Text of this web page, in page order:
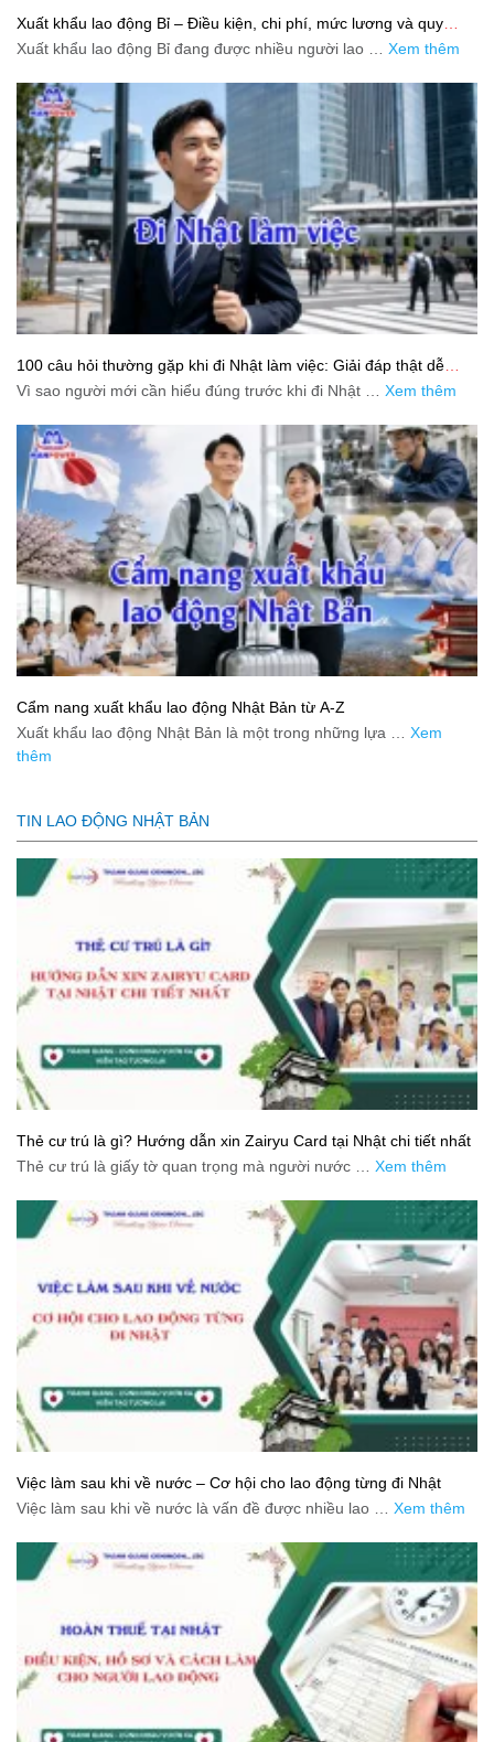
Xuất khẩu lao động Bỉ – Điều kiện, chi phí, mức lương và quy
trình chuẩn cho người lao động
Xuất khẩu lao động Bỉ đang được nhiều người lao … Xem thêm
100 câu hỏi thường gặp khi đi Nhật làm việc: Giải đáp thật dễ
hiểu cho người mới bắt đầu
Vì sao người mới cần hiểu đúng trước khi đi Nhật … Xem thêm
Cẩm nang xuất khẩu lao động Nhật Bản từ A-Z
Xuất khẩu lao động Nhật Bản là một trong những lựa … Xem
thêm
TIN LAO ĐỘNG NHẬT BẢN
Thẻ cư trú là gì? Hướng dẫn xin Zairyu Card tại Nhật chi tiết nhất
Thẻ cư trú là giấy tờ quan trọng mà người nước … Xem thêm
Việc làm sau khi về nước – Cơ hội cho lao động từng đi Nhật
Việc làm sau khi về nước là vấn đề được nhiều lao … Xem thêm